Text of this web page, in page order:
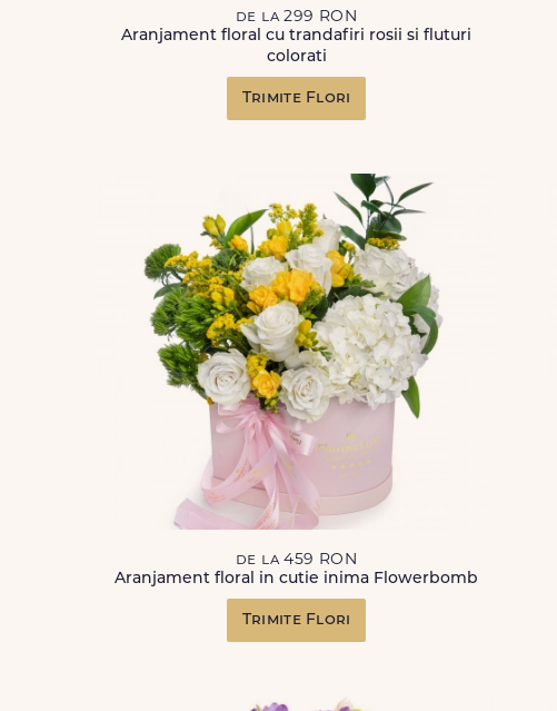
de la 299 RON
Aranjament floral cu trandafiri rosii si fluturi
colorati
Trimite Flori
de la 459 RON
Aranjament floral in cutie inima Flowerbomb
Trimite Flori